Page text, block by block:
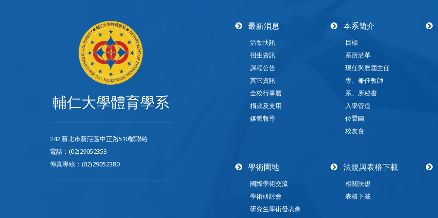
輔仁大學體育學系
242 新北市新莊區中正路510號聯絡
電話：(02)29052353
傳真專線：(02)29052380
最新消息
活動快訊
招生資訊
課程公告
其它資訊
全校行事曆
捐款及支用
媒體報導
本系簡介
目標
系所沿革
現任與歷屆主任
專、兼任教師
系、所秘書
入學管道
位置圖
校友會
學術園地
國際學術交流
學術研討會
研究生學術發表會
法規與表格下載
相關法規
表格下載